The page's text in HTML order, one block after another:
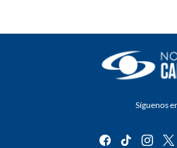
Síguenos
facebook
tiktok